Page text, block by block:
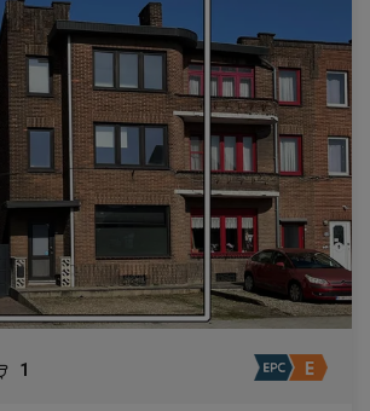
1